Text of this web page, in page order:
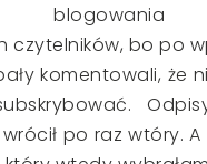
blogowania
czytelników, bo po
komentowali, że
po raz wtóry.